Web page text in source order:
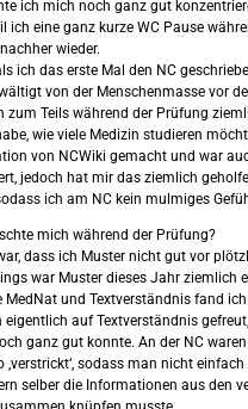
ich mich noch ganz gut
ich eine ganz kurze WC Pause
wieder.
ich das erste Mal den NC
von der Menschenmasse vor
zum Teils während der Prüfung
wie viele Medizin studieren
von NCWiki gemacht und war
jedoch hat mir das ziemlich
ich am NC kein mulmiges
mich während der Prüfung?
dass ich Muster nicht gut vor
war Muster dieses Jahr ziemlich
MedNat und Textverständnis fand
eigentlich auf Textverständnis
ganz gut konnte. An der NC
‚verstrickt‘, sodass man nicht
selber die Informationen aus den